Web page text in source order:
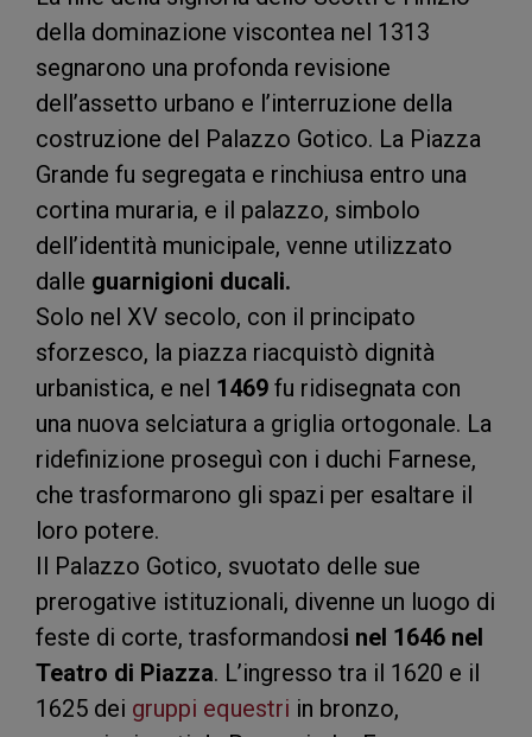
della dominazione viscontea nel 1313
segnarono una profonda revisione
dell’assetto urbano e l’interruzione della
costruzione del Palazzo Gotico. La Piazza
Grande fu segregata e rinchiusa entro una
cortina muraria, e il palazzo, simbolo
dell’identità municipale, venne utilizzato
dalle guarnigioni ducali.
Solo nel XV secolo, con il principato
sforzesco, la piazza riacquistò dignità
urbanistica, e nel 1469 fu ridisegnata con
una nuova selciatura a griglia ortogonale. La
ridefinizione proseguì con i duchi Farnese,
che trasformarono gli spazi per esaltare il
loro potere.
Il Palazzo Gotico, svuotato delle sue
prerogative istituzionali, divenne un luogo di
feste di corte, trasformandosi nel 1646 nel
Teatro di Piazza. L’ingresso tra il 1620 e il
1625 dei gruppi equestri in bronzo,